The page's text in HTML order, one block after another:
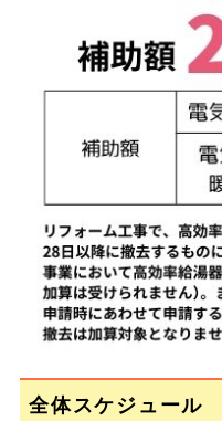
全体スケジュール